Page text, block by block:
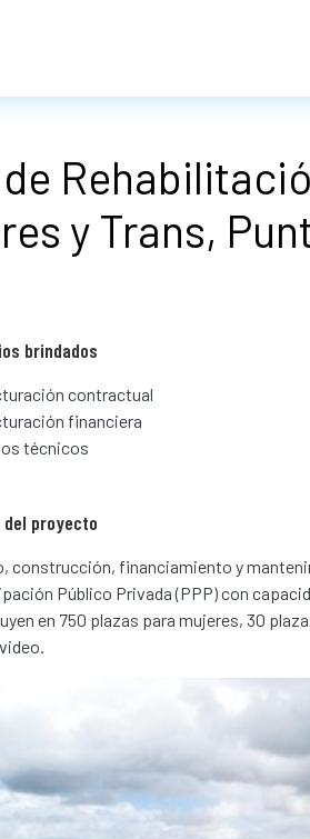
y Trans,
brindados
contractual
financiera
técnicos
del proyecto
construcción, financiamiento y
Público Privada (PPP) con
en 750 plazas para mujeres, 30